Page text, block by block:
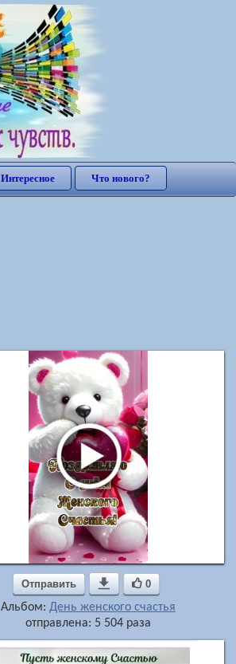
Интересное Что нового?
Отправить  0
Альбом: День женского счастья
отправлена: 5 504 раза